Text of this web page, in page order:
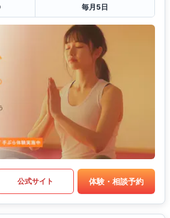
毎月5日
公式サイト 体験・相談予約